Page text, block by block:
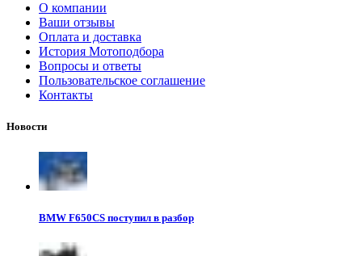
О компании
Ваши отзывы
Оплата и доставка
История Мотоподбора
Вопросы и ответы
Пользовательское соглашение
Контакты
Новости
BMW F650CS поступил в разбор